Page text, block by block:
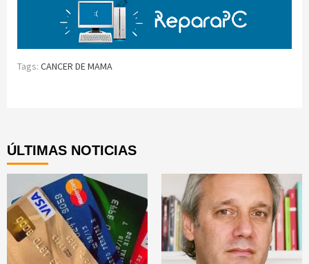
Tags: CANCER DE MAMA
ÚLTIMAS NOTICIAS